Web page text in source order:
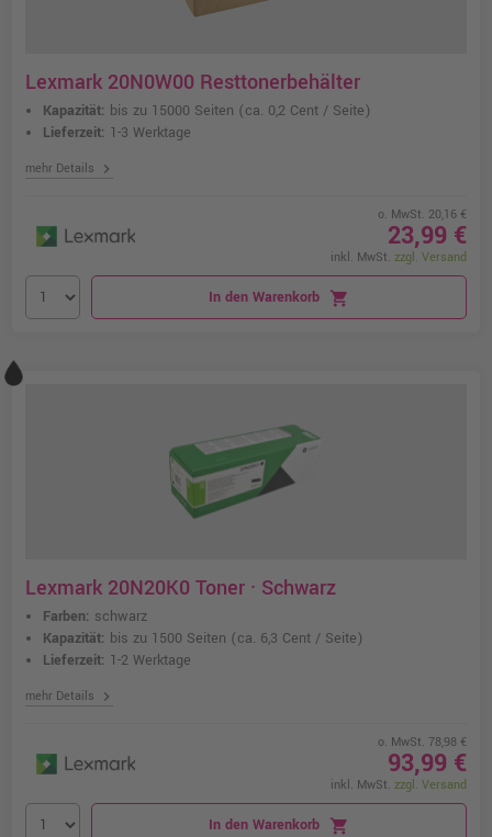
Lexmark 20N0W00 Resttonerbehälter
Kapazität: bis zu 15000 Seiten (ca. 0,2 Cent / Seite)
Lieferzeit: 1-3 Werktage
mehr Details chevron_right
o. MwSt. 20,16 €
23,99 €
inkl. MwSt. zzgl. Versand
In den Warenkorb shopping_cart
Lexmark 20N20K0 Toner · Schwarz
Farben: schwarz
Kapazität: bis zu 1500 Seiten (ca. 6,3 Cent / Seite)
Lieferzeit: 1-2 Werktage
mehr Details chevron_right
o. MwSt. 78,98 €
93,99 €
inkl. MwSt. zzgl. Versand
In den Warenkorb shopping_cart